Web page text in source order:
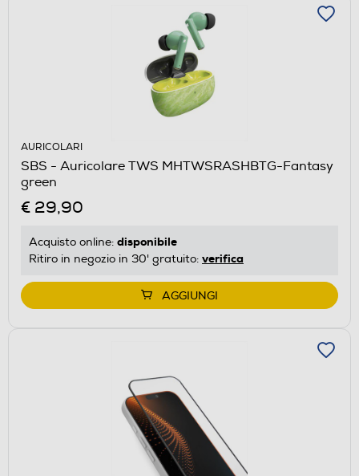
AURICOLARI
SBS - Auricolare TWS MHTWSRASHBTG-Fantasy
green
€ 29,90
Acquisto online: disponibile
Ritiro in negozio in 30' gratuito: verifica
AGGIUNGI